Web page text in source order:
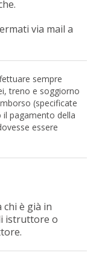
via mail a
sempre
treno e soggiorno
(specificate
il pagamento della
essere
è già in
istruttore o